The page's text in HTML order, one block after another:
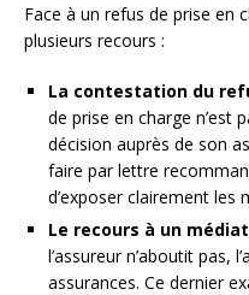
Face à un refus de prise en
plusieurs recours :
La contestation du
de prise en charge n’est
décision auprès de son
faire par lettre
d’exposer clairement
Le recours à un
l’assureur n’aboutit pas,
assurances. Ce dernier